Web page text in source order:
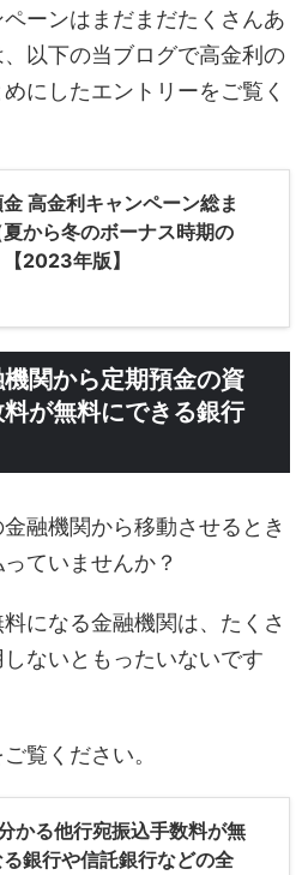
ーンはまだまだたくさんあ
以下の当ブログで高金利の
にしたエントリーをご覧く
高金利キャンペーン総ま
夏から冬のボーナス時期の
2023年版】
機関から定期預金の資
が無料にできる銀行
融機関から移動させるとき
ていませんか？
になる金融機関は、たくさ
ないともったいないです
覧ください。
かる他行宛振込手数料が無
銀行や信託銀行などの全